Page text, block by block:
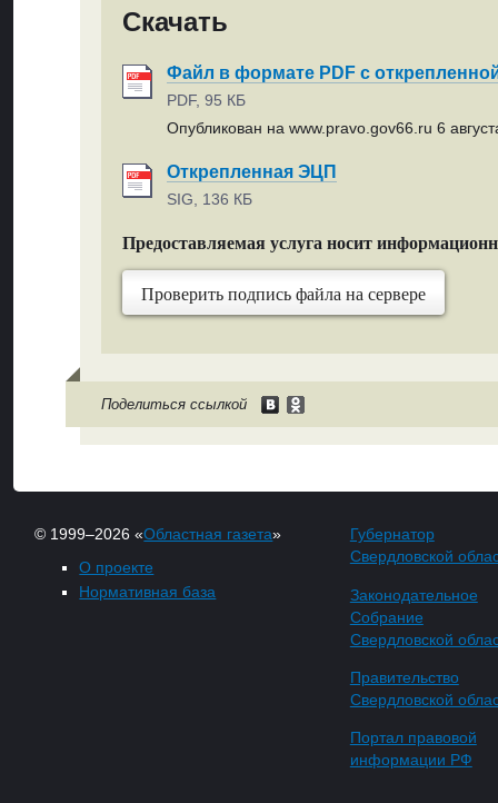
Скачать
Файл в формате PDF с
PDF, 95 КБ
Опубликован на www.pravo.gov66.ru 6
Открепленная ЭЦП
SIG, 136 КБ
Предоставляемая услуга носит
Проверить подпись файла на сервере
Поделиться ссылкой
© 1999–2026 «Областная газета»
О проекте
Нормативная база
Губернатор
Свердловской
Законодательное
Собрание
Свердловской
Правительство
Свердловской
Портал правовой
информации РФ